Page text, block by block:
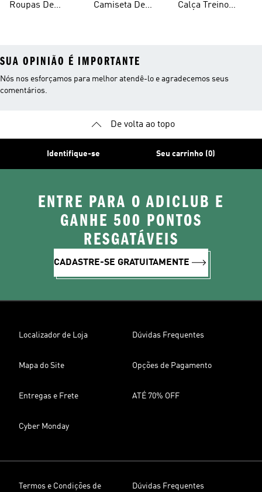
Treino
Roupas De
Camiseta De
Masculina
Calça Treino
SUA OPINIÃO É IMPORTANTE
Nós nos esforçamos para melhor atendê-lo e agradecemos seus
comentários.
De volta ao topo
Identifique-se Seu carrinho (0)
ENTRE PARA O ADICLUB E
GANHE 500 PONTOS
RESGATÁVEIS
CADASTRE-SE GRATUITAMENTE
Localizador de Loja Dúvidas Frequentes
Mapa do Site Opções de Pagamento
Entregas e Frete ATÉ 70% OFF
Cyber Monday
Termos e Condições de Dúvidas Frequentes